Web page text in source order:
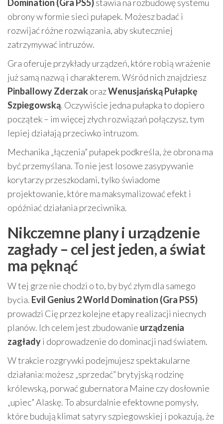
Domination (Gra PS5)stawia na rozbudowę systemu
obrony w formie sieci pułapek. Możesz badać i
rozwijać różne rozwiązania, aby skuteczniej
zatrzymywać intruzów.
Gra oferuje przykłady urządzeń, które robią wrażenie
już samą nazwą i charakterem. Wśród nich znajdziesz
Pinballowy ZderzakorazWenusjańską Pułapkę
Szpiegowską. Oczywiście jedna pułapka to dopiero
początek – im więcej złych rozwiązań połączysz, tym
lepiej działają przeciwko intruzom.
Mechanika „łączenia” pułapek podkreśla, że obrona ma
być przemyślana. To nie jest losowe zasypywanie
korytarzy przeszkodami, tylko świadome
projektowanie, które ma maksymalizować efekt i
opóźniać działania przeciwnika.
Nikczemne plany i urządzenie
zagłady – cel jest jeden, a świat
ma pęknąć
W tej grze nie chodzi o to, by być złym dla samego
bycia. Evil Genius 2 World Domination (Gra PS5)
prowadzi Cię przez kolejne etapy realizacji niecnych
planów. Ich celem jest zbudowanie urządzenia
zagładyi doprowadzenie do dominacji nad światem.
W trakcie rozgrywki podejmujesz spektakularne
działania: możesz „sprzedać” brytyjską rodzinę
królewską, porwać gubernatora Maine czy dosłownie
„upiec” Alaskę. To absurdalnie efektowne pomysły,
które budują klimat satyry szpiegowskiej i pokazują, że